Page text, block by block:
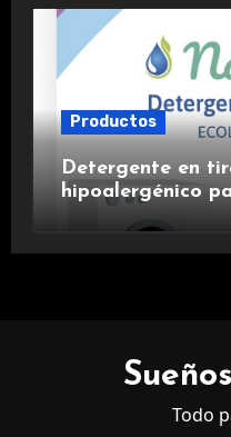
Productos
Detergente en
hipoalergénico
suavizante
Todo